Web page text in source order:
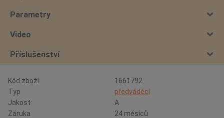
Parametry
Video
Příslušenství
Kód zboží
1661792
Typ
předváděcí
Jakost:
A
Záruka
24 měsíců